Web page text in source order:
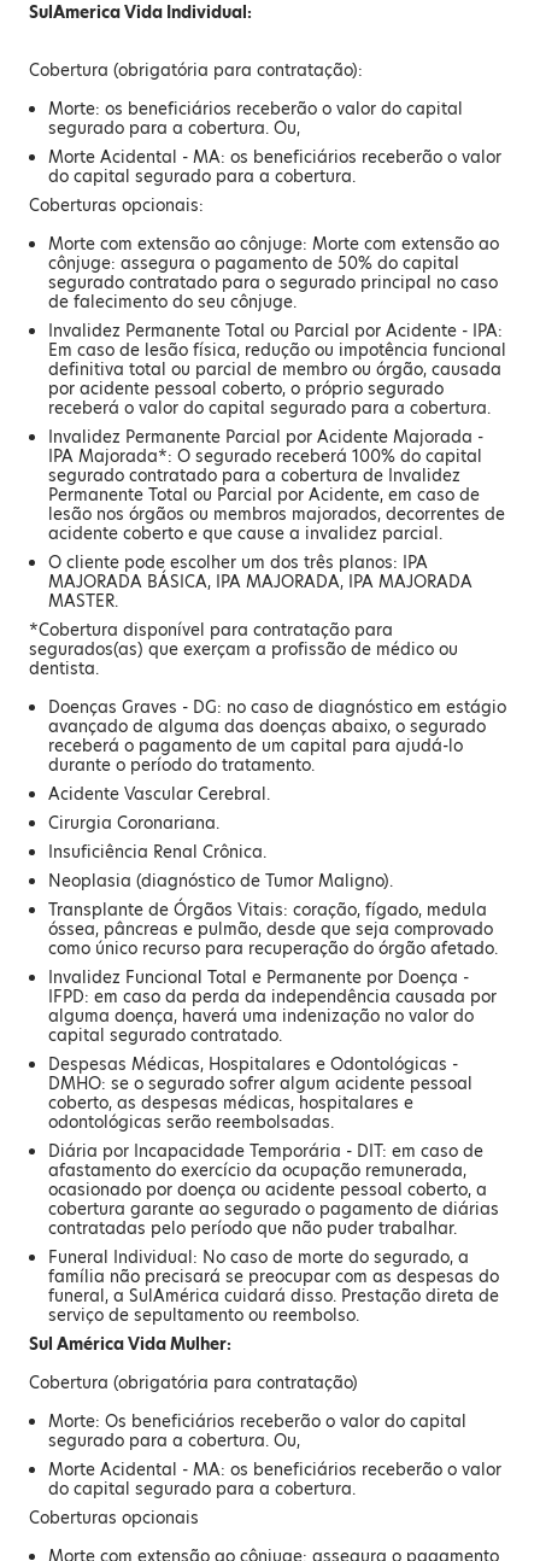
SulAmerica Vida Individual:
Cobertura (obrigatória para contratação):
Morte: os beneficiários receberão o valor do capital
segurado para a cobertura. Ou,
Morte Acidental - MA: os beneficiários receberão o valor
do capital segurado para a cobertura.
Coberturas opcionais:
Morte com extensão ao cônjuge: Morte com extensão ao
cônjuge: assegura o pagamento de 50% do capital
segurado contratado para o segurado principal no caso
de falecimento do seu cônjuge.
Invalidez Permanente Total ou Parcial por Acidente - IPA:
Em caso de lesão física, redução ou impotência funcional
definitiva total ou parcial de membro ou órgão, causada
por acidente pessoal coberto, o próprio segurado
receberá o valor do capital segurado para a cobertura.
Invalidez Permanente Parcial por Acidente Majorada -
IPA Majorada*: O segurado receberá 100% do capital
segurado contratado para a cobertura de Invalidez
Permanente Total ou Parcial por Acidente, em caso de
lesão nos órgãos ou membros majorados, decorrentes de
acidente coberto e que cause a invalidez parcial.
O cliente pode escolher um dos três planos: IPA
MAJORADA BÁSICA, IPA MAJORADA, IPA MAJORADA
MASTER.
*Cobertura disponível para contratação para
segurados(as) que exerçam a profissão de médico ou
dentista.
Doenças Graves - DG: no caso de diagnóstico em estágio
avançado de alguma das doenças abaixo, o segurado
receberá o pagamento de um capital para ajudá-lo
durante o período do tratamento.
Acidente Vascular Cerebral.
Cirurgia Coronariana.
Insuficiência Renal Crônica.
Neoplasia (diagnóstico de Tumor Maligno).
Transplante de Órgãos Vitais: coração, fígado, medula
óssea, pâncreas e pulmão, desde que seja comprovado
como único recurso para recuperação do órgão afetado.
Invalidez Funcional Total e Permanente por Doença -
IFPD: em caso da perda da independência causada por
alguma doença, haverá uma indenização no valor do
capital segurado contratado.
Despesas Médicas, Hospitalares e Odontológicas -
DMHO: se o segurado sofrer algum acidente pessoal
coberto, as despesas médicas, hospitalares e
odontológicas serão reembolsadas.
Diária por Incapacidade Temporária - DIT: em caso de
afastamento do exercício da ocupação remunerada,
ocasionado por doença ou acidente pessoal coberto, a
cobertura garante ao segurado o pagamento de diárias
contratadas pelo período que não puder trabalhar.
Funeral Individual: No caso de morte do segurado, a
família não precisará se preocupar com as despesas do
funeral, a SulAmérica cuidará disso. Prestação direta de
serviço de sepultamento ou reembolso.
Sul América Vida Mulher:
Cobertura (obrigatória para contratação)
Morte: Os beneficiários receberão o valor do capital
segurado para a cobertura. Ou,
Morte Acidental - MA: os beneficiários receberão o valor
do capital segurado para a cobertura.
Coberturas opcionais